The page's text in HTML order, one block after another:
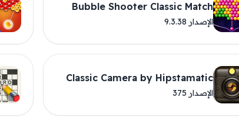
Bubble Shooter Classic Match
الإصدار 9.3.38
Classic Camera by Hipstamatic
الإصدار 375